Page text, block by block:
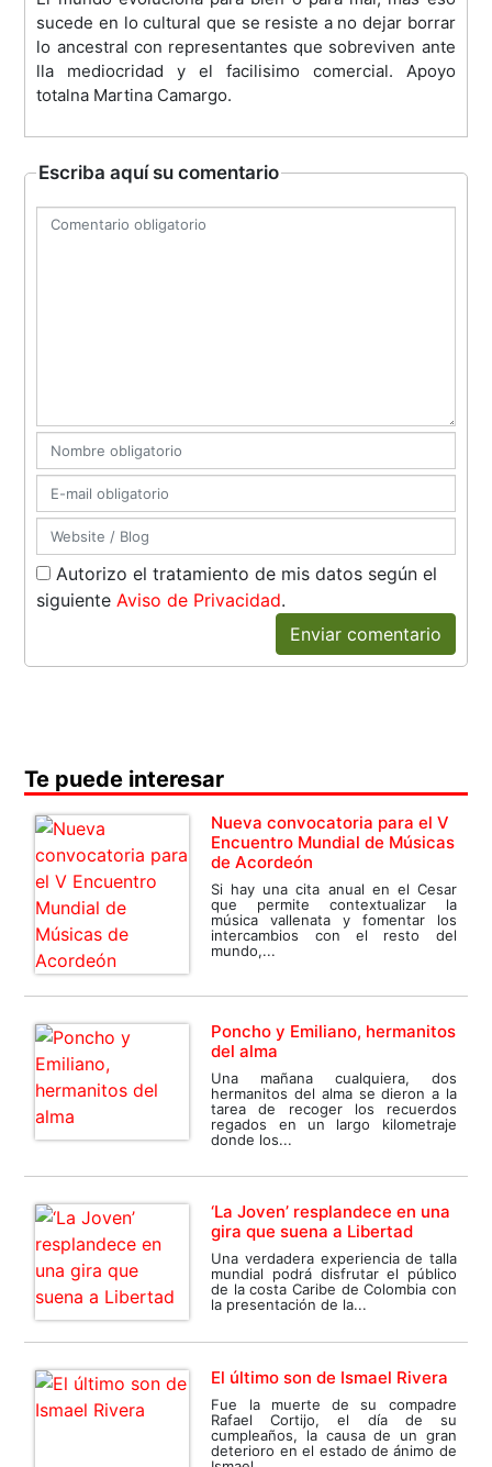
sucede en lo cultural que se resiste a no dejar borrar
lo ancestral con representantes que sobreviven ante
lla mediocridad y el facilisimo comercial. Apoyo
totalna Martina Camargo.
Escriba aquí su comentario
Autorizo el tratamiento de mis datos según el
siguienteAviso de Privacidad.
Enviar comentario
Te puede interesar
Nueva convocatoria para el V
Encuentro Mundial de Músicas
de Acordeón
Si hay una cita anual en el Cesar
que permite contextualizar la
música vallenata y fomentar los
intercambios con el resto del
mundo,...
Poncho y Emiliano, hermanitos
del alma
Una mañana cualquiera, dos
hermanitos del alma se dieron a la
tarea de recoger los recuerdos
regados en un largo kilometraje
donde los...
‘La Joven’ resplandece en una
gira que suena a Libertad
Una verdadera experiencia de talla
mundial podrá disfrutar el público
de la costa Caribe de Colombia con
la presentación de la...
El último son de Ismael Rivera
Fue la muerte de su compadre
Rafael Cortijo, el día de su
cumpleaños, la causa de un gran
deterioro en el estado de ánimo de